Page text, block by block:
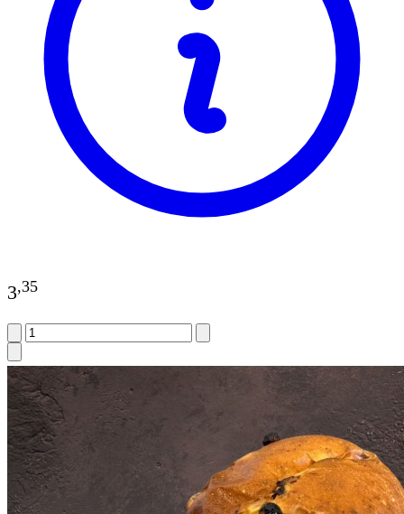
3,35